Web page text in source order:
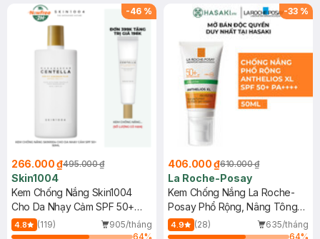
25ml (SL Có Hạn)
-46 %
266.000 ₫495.000 ₫
Skin1004
Kem Chống Nắng Skin1004
Cho Da Nhạy Cảm SPF 50+
50ml
4.8 (119)
905/tháng
64%
-33 %
406.000 ₫610.000 ₫
La Roche-Posay
Kem Chống Nắng La Roche-
Posay Phổ Rộng, Nâng Tông
Kiềm Dầu 50ml
4.9 (28)
635/tháng
64%